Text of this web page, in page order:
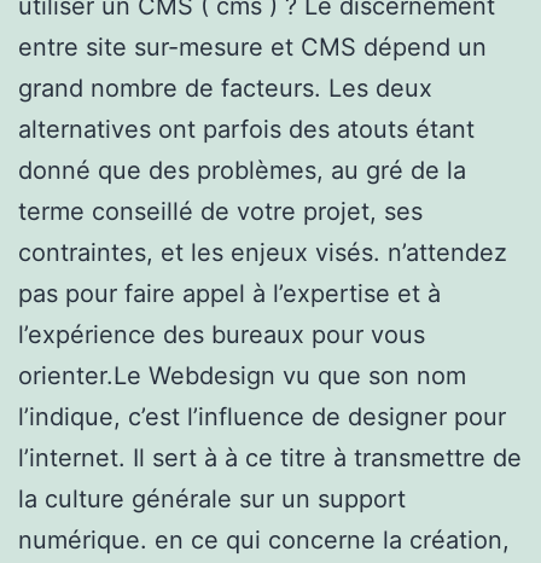
entre site sur-mesure et CMS dépend un
grand nombre de facteurs. Les deux
alternatives ont parfois des atouts étant
donné que des problèmes, au gré de la
terme conseillé de votre projet, ses
contraintes, et les enjeux visés. n’attendez
pas pour faire appel à l’expertise et à
l’expérience des bureaux pour vous
orienter.Le Webdesign vu que son nom
l’indique, c’est l’influence de designer pour
l’internet. Il sert à à ce titre à transmettre de
la culture générale sur un support
numérique. en ce qui concerne la création,